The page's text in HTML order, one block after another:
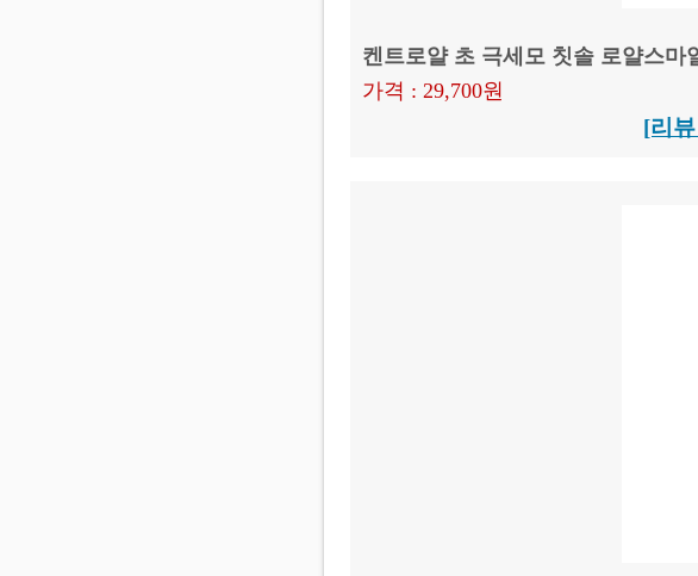
켄트로얄 초 극세모 칫솔 로얄스마
가격 : 29,700원
[리